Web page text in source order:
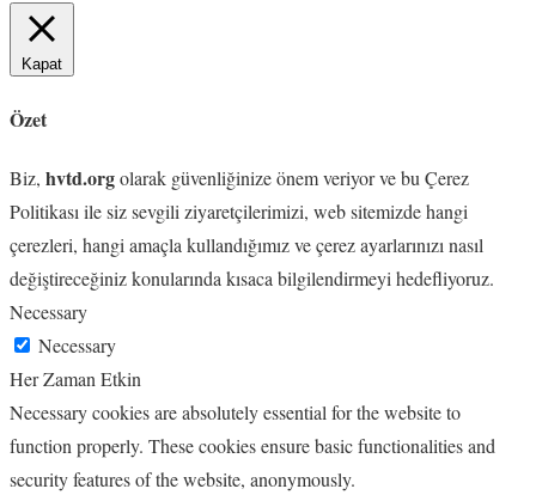
Kapat
Özet
Biz, hvtd.orgolarak güvenliğinize önem veriyor ve bu Çerez
Politikası ile siz sevgili ziyaretçilerimizi, web sitemizde hangi
çerezleri, hangi amaçla kullandığımız ve çerez ayarlarınızı nasıl
değiştireceğiniz konularında kısaca bilgilendirmeyi hedefliyoruz.
Necessary
Necessary
Her Zaman Etkin
Necessary cookies are absolutely essential for the website to
function properly. These cookies ensure basic functionalities and
security features of the website, anonymously.